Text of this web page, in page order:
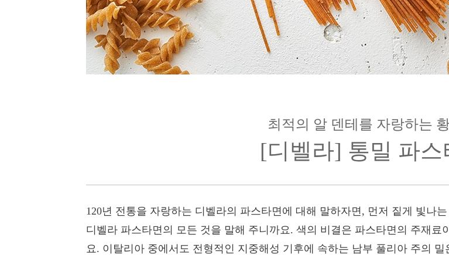
최적의 알 덴테를 자랑하는
[디벨라] 통밀 파스
120년 전통을 자랑하는 디벨라의 파스타면에 대해 말하자면, 먼저 짙게 빛나
디벨라 파스타면의 모든 것을 말해 주니까요. 색의 비결은 파스타면의 주재료
요. 이탈리아 중에서도 전형적인 지중해성 기후에 속하는 남부 풀리아 주의